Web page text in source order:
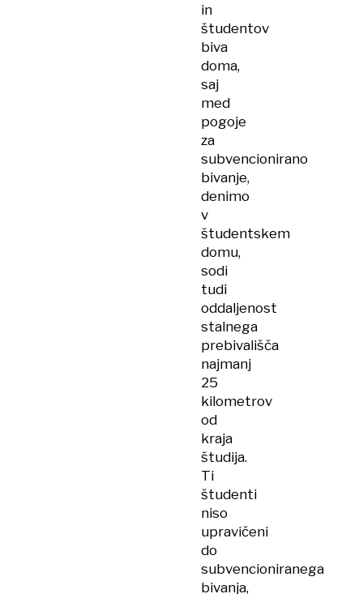
in
študentov
biva
doma,
saj
med
pogoje
za
subvencionirano
bivanje,
denimo
v
študentskem
domu,
sodi
tudi
oddaljenost
stalnega
prebivališča
najmanj
25
kilometrov
od
kraja
študija.
Ti
študenti
niso
upravičeni
do
subvencioniranega
bivanja,